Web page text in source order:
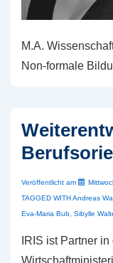
M.A.
Non-formale
Veröffentlicht am
TAGGED WITHAndreas
Eva-Maria Bub Sibylle
IRIS ist Partner